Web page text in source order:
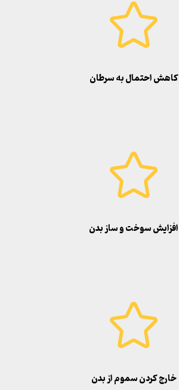
کاهش احتمال به سرطان
افزایش سوخت و ساز بدن
خارج کردن سموم از بدن